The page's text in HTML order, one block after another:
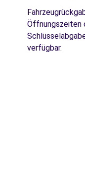
Öffnungszeiten
verfügbar.